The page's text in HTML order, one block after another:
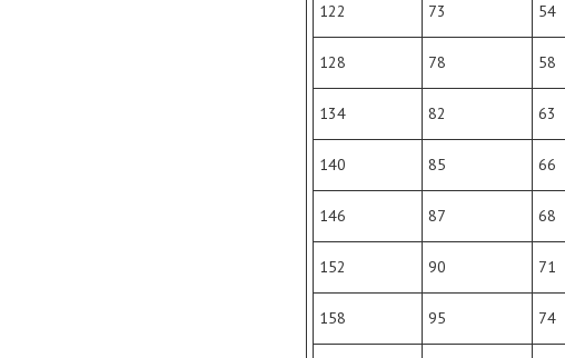
122 73 54
128 78 58
134 82 63
140 85 66
146 87 68
152 90 71
158 95 74